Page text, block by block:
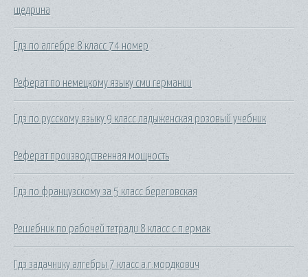
щедрина
Гдз по алгебре 8 класс 74 номер
Реферат по немецкому языку сми германии
Гдз по русскому языку 9 класс ладыженская розовый учебник
Реферат производственная мощность
Гдз по французскому за 5 класс береговская
Решебник по рабочей тетради 8 класс с.п.ермак
Гдз задачнику алгебры 7 класс а.г.мордкович